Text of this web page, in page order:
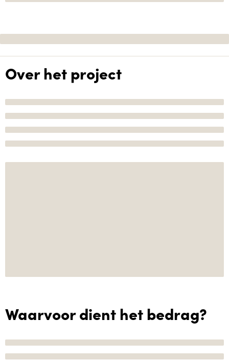
Over het project
Waarvoor dient het bedrag?